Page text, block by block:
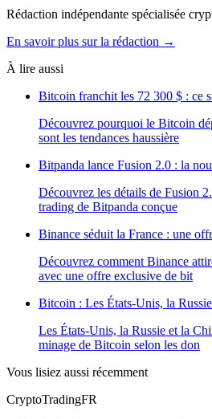
Rédaction indépendante spécialisée
En savoir plus sur la rédaction →
À lire aussi
Bitcoin franchit les 72 300 $ : ce
Découvrez pourquoi le Bitcoin
sont les tendances haussière
Bitpanda lance Fusion 2.0 : la
Découvrez les détails de Fusion
trading de Bitpanda conçue
Binance séduit la France : une
Découvrez comment Binance
avec une offre exclusive de bit
Bitcoin : Les États-Unis, la
Les États-Unis, la Russie et la
minage de Bitcoin selon les don
Vous lisiez aussi récemment
CryptoTradingFR